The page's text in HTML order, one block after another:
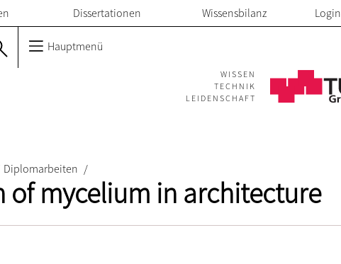
Dissertationen Wissensbilanz Login
Hauptmenü
WISSEN
TECHNIK
LEIDENSCHAFT
Diplomarbeiten /
of mycelium in architecture